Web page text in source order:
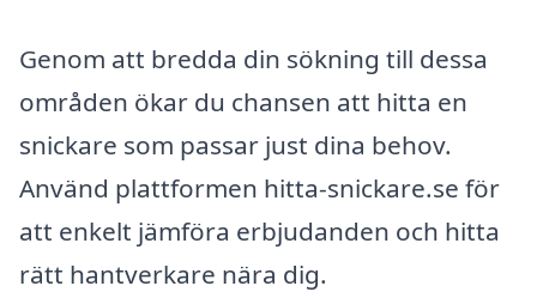
Genom att bredda din sökning till dessa
områden ökar du chansen att hitta en
snickare som passar just dina behov.
Använd plattformen hitta-snickare.se för
att enkelt jämföra erbjudanden och hitta
rätt hantverkare nära dig.